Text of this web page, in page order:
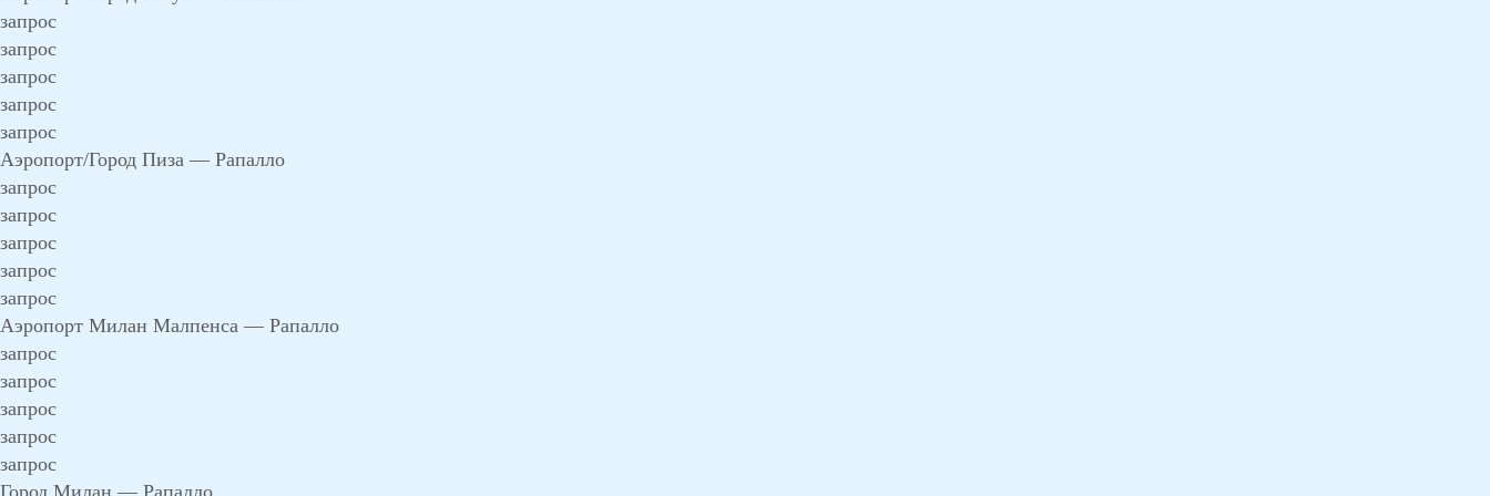
запрос
запрос
запрос
запрос
запрос
Аэропорт/Город Пиза — Рапалло
запрос
запрос
запрос
запрос
запрос
Аэропорт Милан Малпенса — Рапалло
запрос
запрос
запрос
запрос
запрос
Город Милан — Рапалло